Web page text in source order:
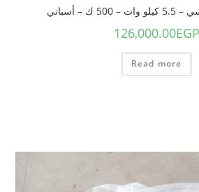
ك – أسباني
126,000.00EGP
Read more